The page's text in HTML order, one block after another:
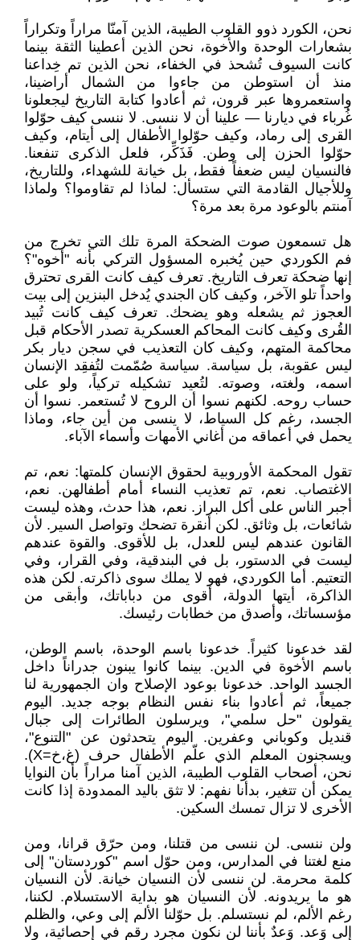
نحن، الكورد ذوو القلوب الطيبة، الذين آمنّا مراراً وتكراراً
بشعارات الوحدة والأخوة، نحن الذين أعطينا الثقة بينما
كانت السيوف تُشحذ في الخفاء، نحن الذين تم خِداعنا
منذ أن استوطن من جاءوا من الشمال أراضينا،
واستعمروها عبر قرون، ثم أعادوا كتابة التاريخ ليجعلونا
غُرباء في ديارنا — علينا أن لا ننسى. لا ننسى كيف حوّلوا
القرى إلى رماد، وكيف حوّلوا الأطفال إلى أيتام، وكيف
حوّلوا الحزن إلى وطن. فَذَكِّر، فلعل الذكرى تنفعنا.
فالنسيان ليس ضعفاً فقط، بل خيانة للشهداء، وللتاريخ،
وللأجيال القادمة التي ستسأل: لماذا لم تقاوموا؟ ولماذا
آمنتم بالوعود مرة بعد مرة؟
هل تسمعون صوت الضحكة المرة تلك التي تخرج من
فم الكوردي حين يُخبره المسؤول التركي بأنه "أخوه"؟
إنها ضحكة تعرف التاريخ. تعرف كيف كانت القرى تحترق
واحداً تلو الآخر، وكيف كان الجندي يُدخل البنزين إلى بيت
العجوز ثم يشعله وهو يضحك. تعرف كيف كانت تُبيد
القُرى وكيف كانت المحاكم العسكرية تصدر الأحكام قبل
محاكمة المتهم، وكيف كان التعذيب في سجن ديار بكر
ليس عقوبة، بل سياسة. سياسة صُمّمت لتُفقِد الإنسان
اسمه، ولغته، وصوته. لتُعيد تشكيله تركياً، ولو على
حساب روحه. لكنهم نسوا أن الروح لا تُستعمر. نسوا أن
الجسد، رغم كل السياط، لا ينسى من أين جاء، وماذا
يحمل في أعماقه من أغاني الأمهات وأسماء الآباء.
تقول المحكمة الأوروبية لحقوق الإنسان كلمتها: نعم، تم
الاغتصاب. نعم، تم تعذيب النساء أمام أطفالهن. نعم،
أجبر الناس على أكل البراز. نعم، هذا حدث، وهذه ليست
شائعات، بل وثائق. لكن أنقرة تضحك وتواصل السير. لأن
القانون عندهم ليس للعدل، بل للأقوى. والقوة عندهم
ليست في الدستور، بل في البندقية، وفي القرار، وفي
التعتيم. أما الكوردي، فهو لا يملك سوى ذاكرته. لكن هذه
الذاكرة، أيتها الدولة، أقوى من دباباتك، وأبقى من
مؤسساتك، وأصدق من خطابات رئيسك.
لقد خدعونا كثيراً. خدعونا باسم الوحدة، باسم الوطن،
باسم الأخوة في الدين. بينما كانوا يبنون جدراناً داخل
الجسد الواحد. خدعونا بوعود الإصلاح وان الجمهورية لنا
جميعاً، ثم أعادوا بناء نفس النظام بوجه جديد. اليوم
يقولون "حل سلمي"، ويرسلون الطائرات إلى جبال
قنديل وكوباني وعفرين. اليوم يتحدثون عن "التنوع"،
ويسجنون المعلم الذي علّم الأطفال حرف (غ،خ=X).
نحن، أصحاب القلوب الطيبة، الذين آمنا مراراً بأن النوايا
يمكن أن تتغير، بدأنا نفهم: لا تثق باليد الممدودة إذا كانت
الأخرى لا تزال تمسك السكين.
ولن ننسى. لن ننسى من قتلنا، ومن حرّق قرانا، ومن
منع لغتنا في المدارس، ومن حوّل اسم "كوردستان" إلى
كلمة محرمة. لن ننسى لأن النسيان خيانة. لأن النسيان
هو ما يريدونه. لأن النسيان هو بداية الاستسلام. لكننا،
رغم الألم، لم نستسلم. بل حوّلنا الألم إلى وعي، والظلم
إلى وَعد. وَعدٌ بأننا لن نكون مجرد رقم في إحصائية، ولا